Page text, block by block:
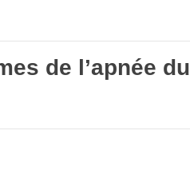
de l’apnée du